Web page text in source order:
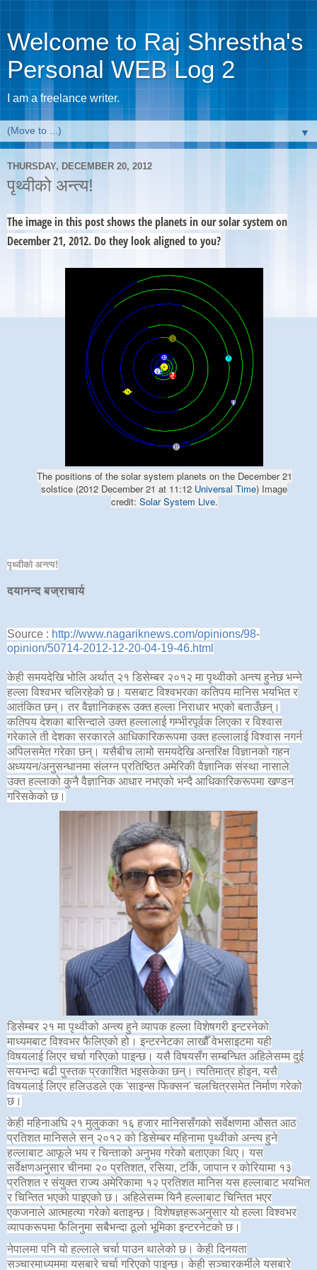
Welcome to Raj Shrestha's
Personal WEB Log 2
I am a freelance writer.
▼
THURSDAY, DECEMBER 20, 2012
पृथ्वीको अन्त्य!
The image in this post shows the planets in our solar system on
December 21, 2012. Do they look aligned to you?
The positions of the solar system planets on the December 21
solstice (2012 December 21 at 11:12 Universal Time) Image
credit: Solar System Live.
पृथ्वीको अन्त्य!
दयानन्द बज्राचार्य
Source : http://www.nagariknews.com/opinions/98-
opinion/50714-2012-12-20-04-19-46.html
केही समयदेखि भोलि अर्थात् २१ डिसेम्बर २०१२ मा पृथ्वीको अन्त्य हुनेछ भन्ने
हल्ला विश्वभर चलिरहेको छ। यसबाट विश्वभरका कतिपय मानिस भयभित र
आतंकित छन्। तर वैज्ञानिकहरू उक्त हल्ला निराधार भएको बताउँछन्।
कतिपय देशका बासिन्दाले उक्त हल्लालाई गम्भीरपूर्वक लिएका र विश्वास
गरेकाले ती देशका सरकारले आधिकारिकरूपमा उक्त हल्लालाई विश्वास नगर्न
अपिलसमेत गरेका छन्। यसैबीच लामो समयदेखि अन्तरिक्ष विज्ञानको गहन
अध्ययन/अनुसन्धानमा संलग्न प्रतिष्ठित अमेरिकी वैज्ञानिक संस्था नासाले
उक्त हल्लाको कुनै वैज्ञानिक आधार नभएको भन्दै आधिकारिकरूपमा खण्डन
गरिसकेको छ।
डिसेम्बर २१ मा पृथ्वीको अन्त्य हुने व्यापक हल्ला विशेषगरी इन्टरनेको
माध्यमबाट विश्वभर फैलिएको हो। इन्टरनेटका लाखौँ वेभसाइटमा यही
विषयलाई लिएर चर्चा गरिएको पाइन्छ। यसै विषयसँग सम्बन्धित अहिलेसम्म दुई
सयभन्दा बढी पुस्तक प्रकाशित भइसकेका छन्। त्यतिमात्र होइन, यसै
विषयलाई लिएर हलिउडले एक 'साइन्स फिक्सन' चलचित्रसमेत निर्माण गरेको
छ।
केही महिनाअघि २१ मुलुकका १६ हजार मानिससँगको सर्वेक्षणमा औसत आठ
प्रतिशत मानिसले सन् २०१२ को डिसेम्बर महिनामा पृथ्वीको अन्त्य हुने
हल्लाबाट आफूले भय र चिन्ताको अनुभव गरेको बताएका थिए। यस
सर्वेक्षणअनुसार चीनमा २० प्रतिशत, रसिया, टर्कि, जापान र कोरियामा १३
प्रतिशत र संयुक्त राज्य अमेरिकामा १२ प्रतिशत मानिस यस हल्लाबाट भयभित
र चिन्तित भएको पाइएको छ। अहिलेसम्म यिनै हल्लाबाट चिन्तित भएर
एकजनाले आत्महत्या गरेको बताइन्छ। विशेषज्ञहरूअनुसार यो हल्ला विश्वभर
व्यापकरूपमा फैलिनुमा सबैभन्दा ठूलो भूमिका इन्टरनेटको छ।
नेपालमा पनि यो हल्लाले चर्चा पाउन थालेको छ। केही दिनयता
सञ्चारमाध्यममा यसबारे चर्चा गरिएको पाइन्छ। केही सञ्चारकर्मीले यसबारे